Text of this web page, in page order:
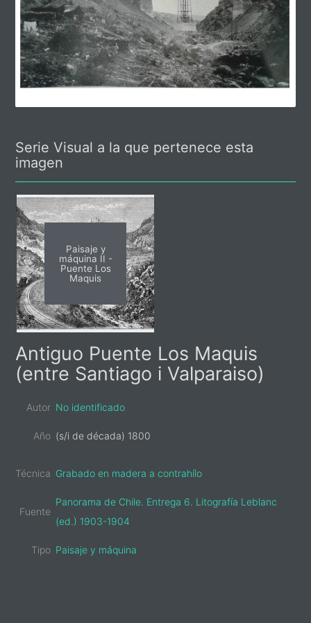
Serie Visual a la que pertenece esta
imagen
Paisaje y
máquina II -
Puente Los
Maquis
Primary
Sidebar
Antiguo Puente Los Maquis
(entre Santiago i Valparaiso)
Autor No identificado
Año (s/i de década) 1800
Técnica Grabado en madera a contrahílo
Fuente
Panorama de Chile. Entrega 6. Litografía Leblanc
(ed.) 1903-1904
Tipo Paisaje y máquina